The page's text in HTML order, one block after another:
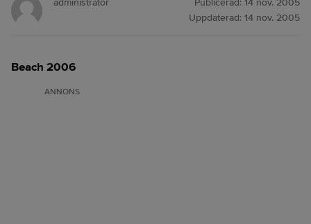
administrator Publicerad: 14 nov. 2005
Uppdaterad: 14 nov. 2005
Beach 2006
ANNONS